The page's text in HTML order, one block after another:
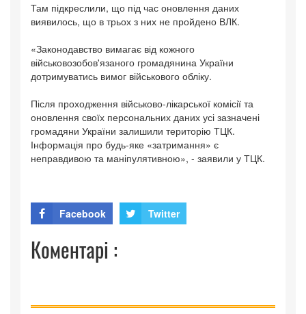
Там підкреслили, що під час оновлення даних
виявилось, що в трьох з них не пройдено ВЛК.
«Законодавство вимагає від кожного
військовозобов'язаного громадянина України
дотримуватись вимог військового обліку.
Після проходження військово-лікарської комісії та
оновлення своїх персональних даних усі зазначені
громадяни України залишили територію ТЦК.
Інформація про будь-яке «затримання» є
неправдивою та маніпулятивною», - заявили у ТЦК.
Facebook Twitter
Коментарі :